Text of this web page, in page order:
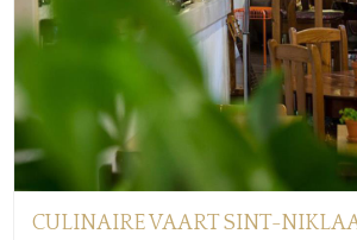
CULINAIRE VAART SINT-